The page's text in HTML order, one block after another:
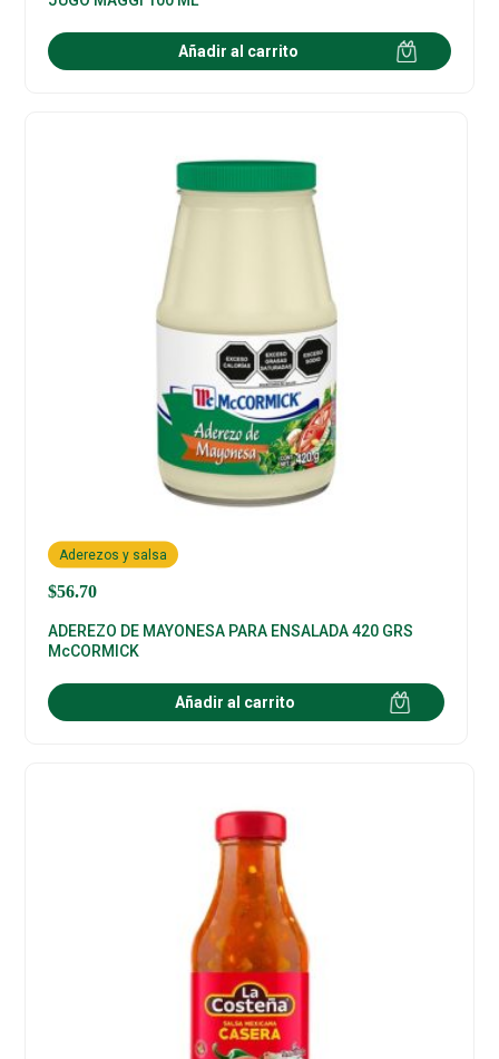
Añadir al carrito
$56.70
Aderezos y salsa
ADEREZO DE MAYONESA PARA ENSALADA 420 GRS
McCORMICK
Añadir al carrito